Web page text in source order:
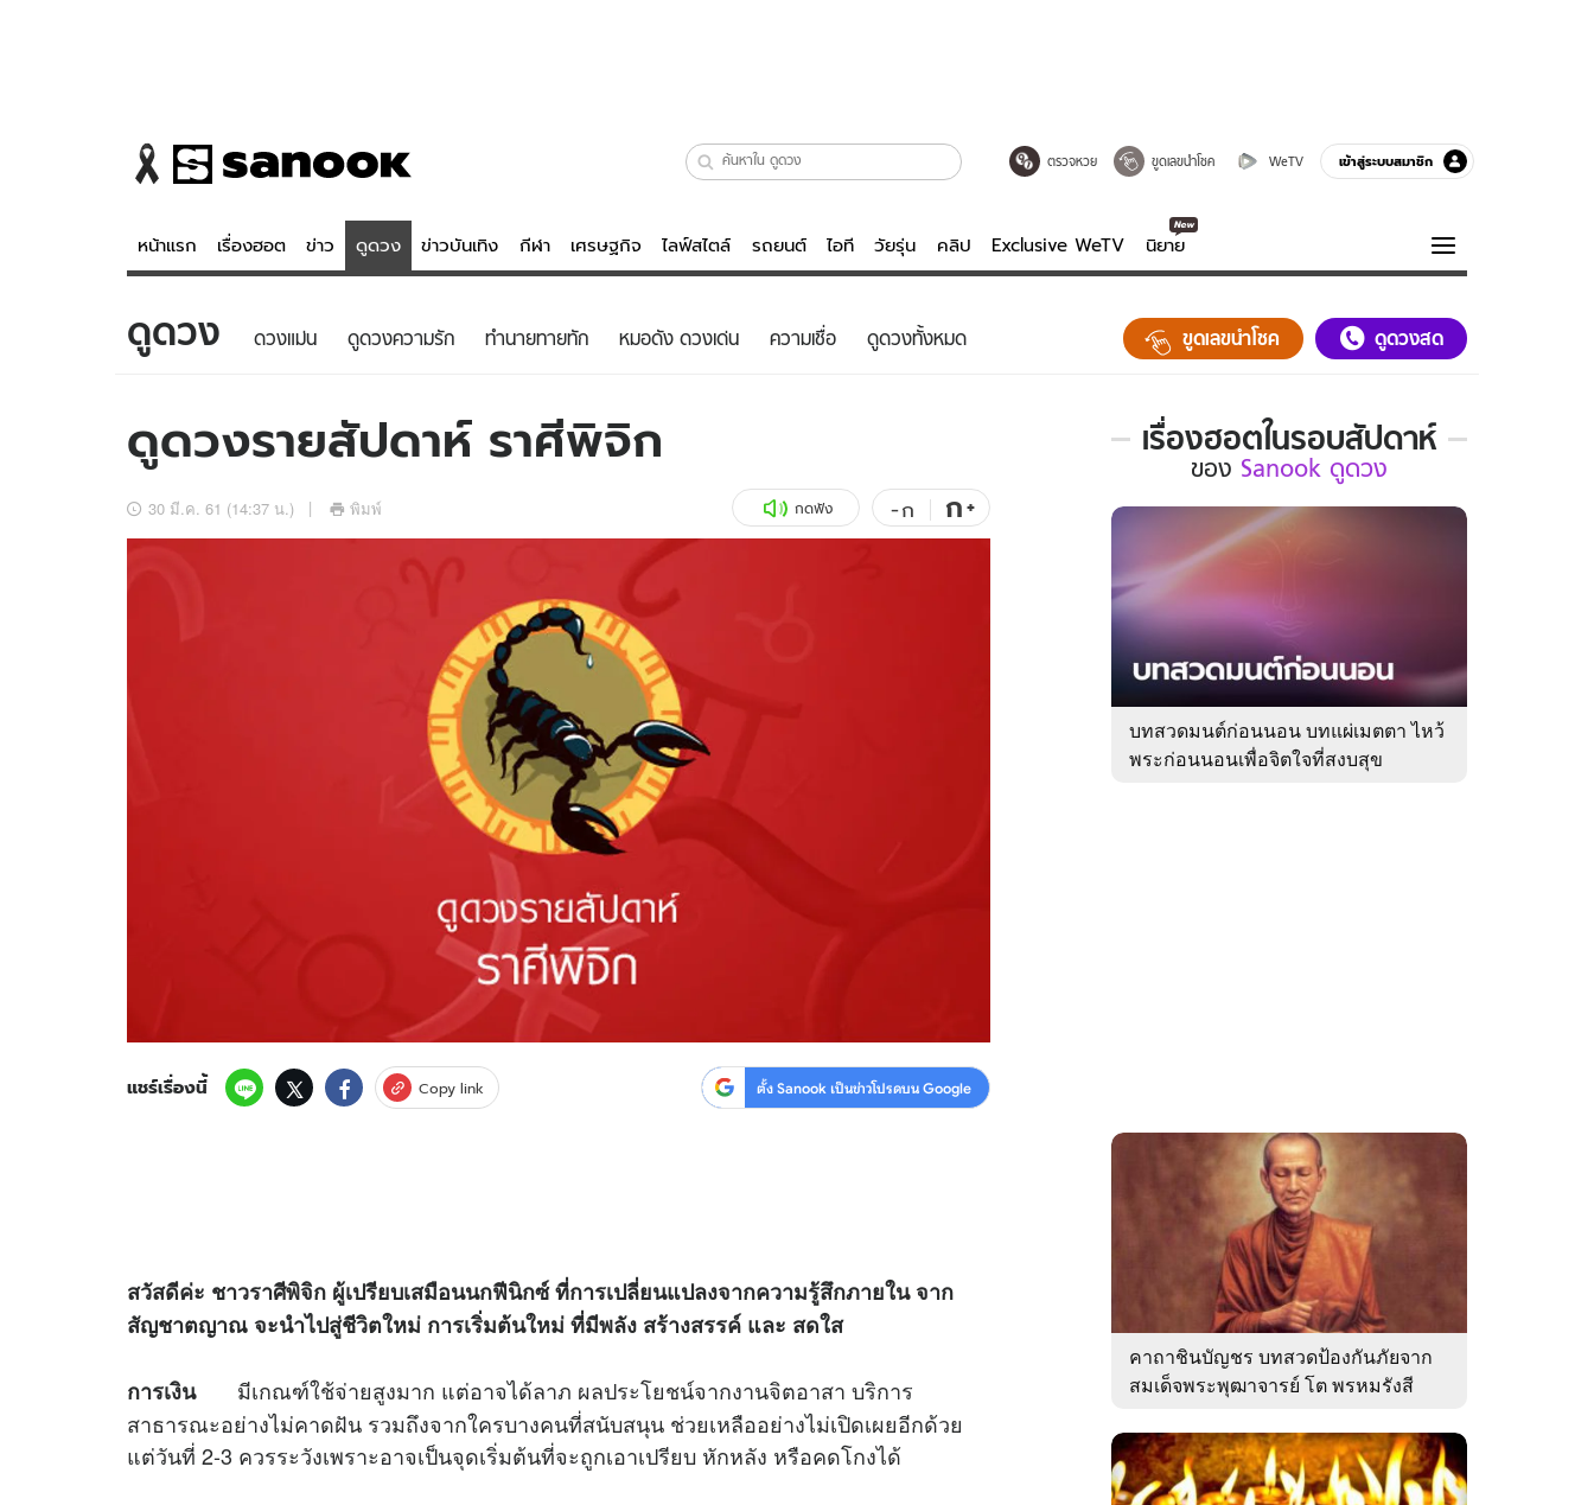
ตรวจหวย ขูดเลขนำโชค WeTV เข้าสู่ระบบสมาชิก
หน้าแรก เรื่องฮอต ข่าว ดูดวง ข่าวบันเทิง กีฬา เศรษฐกิจ ไลฟ์สไตล์ รถยนต์ ไอที วัยรุ่น คลิป Exclusive WeTV นิยาย
ข่าว
ข่าวบันเทิง
ดูดวง - ตรวจหวย
สถิติหวยไทย
ไลฟ์สไตล์
รถยนต์
คลิป
พอดแคสต์
ความรู้รอบตัว
ฮาวทู
ติดตามสนุกโซเชียลได้ที่
ดูดวง ดวงแม่น ดูดวงความรัก ทํานายทายทัก หมอดัง ดวงเด่น ความเชื่อ ดูดวงทั้งหมด ขูดเลขนำโชค ดูดวงสด
ดูดวงรายสัปดาห์ ราศีพิจิก
30 มี.ค. 61 (14:37 น.) พิมพ์ กดฟัง -ก ก+
แชร์เรื่องนี้ Copy link ตั้ง Sanook เป็นข่าวโปรดบน Google
สวัสดีค่ะ ชาวราศีพิจิก ผู้เปรียบเสมือนนกฟีนิกซ์ ที่การเปลี่ยนแปลงจากความรู้สึกภายใน จาก
สัญชาตญาณ จะนำไปสู่ชีวิตใหม่ การเริ่มต้นใหม่ ที่มีพลัง สร้างสรรค์ และ สดใส
การเงิน
มีเกณฑ์ใช้จ่ายสูงมาก แต่อาจได้ลาภ ผลประโยชน์จากงานจิตอาสา บริการ
สาธารณะอย่างไม่คาดฝัน รวมถึงจากใครบางคนที่สนับสนุน ช่วยเหลืออย่างไม่เปิดเผยอีกด้วย
แต่วันที่ 2-3 ควรระวังเพราะอาจเป็นจุดเริ่มต้นที่จะถูกเอาเปรียบ หักหลัง หรือคดโกงได้
เรื่องฮอตในรอบสัปดาห์
เรื่อง
ใน
รอบ
ของ
Sanook
ดูด
ของ Sanook ดูดวง
บทสวดมนต์ก่อนนอน บทแผ่เมตตา ไหว้
พระก่อนนอนเพื่อจิตใจที่สงบสุข
คาถาชินบัญชร บทสวดป้องกันภัยจาก
สมเด็จพระพุฒาจารย์ โต พรหมรังสี